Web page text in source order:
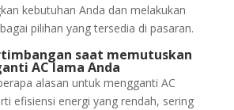
kebutuhan Anda dan melakukan
pilihan yang tersedia di pasaran.
saat memutuskan
AC lama Anda
alasan untuk mengganti AC
efisiensi energi yang rendah, sering